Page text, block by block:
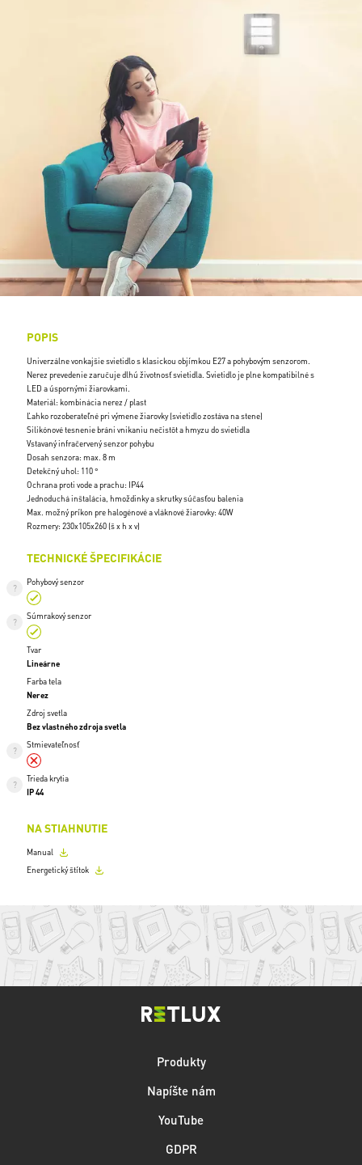
POPIS
Univerzálne vonkajšie svietidlo s klasickou objímkou E27 a pohybovým senzorom.
Nerez prevedenie zaručuje dlhú životnosť svietidla. Svietidlo je plne kompatibilné s
LED a úspornými žiarovkami.
Materiál: kombinácia nerez / plast
Ľahko rozoberateľné pri výmene žiarovky (svietidlo zostáva na stene)
Silikónové tesnenie bráni vnikaniu nečistôt a hmyzu do svietidla
Vstavaný infračervený senzor pohybu
Dosah senzora: max. 8 m
Detekčný uhol: 110 °
Ochrana proti vode a prachu: IP44
Jednoduchá inštalácia, hmoždinky a skrutky súčasťou balenia
Max. možný príkon pre halogénové a vláknové žiarovky: 40W
Rozmery: 230x105x260 (š x h x v)
TECHNICKÉ ŠPECIFIKÁCIE
Pohybový senzor
Súmrakový senzor
Tvar
Lineárne
Farba tela
Nerez
Zdroj svetla
Bez vlastného zdroja svetla
Stmievateľnosť
Trieda krytia
IP 44
NA STIAHNUTIE
Manual
Energetický štítok
Produkty
Napíšte nám
YouTube
GDPR